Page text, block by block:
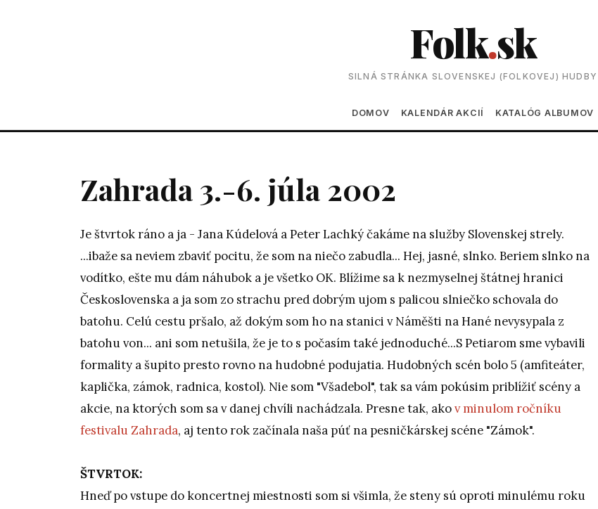
Folk.sk
SILNÁ STRÁNKA SLOVENSKEJ (FOLKOVEJ) HUDBY
Main navigation
DOMOV KALENDÁR AKCIÍ KATALÓG ALBUMOV
Zahrada 3.-6. júla 2002
Je štvrtok ráno a ja - Jana Kúdelová a Peter Lachký čakáme na služby Slovenskej strely.
...ibaže sa neviem zbaviť pocitu, že som na niečo zabudla... Hej, jasné, slnko. Beriem slnko na
vodítko, ešte mu dám náhubok a je všetko OK. Blížime sa k nezmyselnej štátnej hranici
Československa a ja som zo strachu pred dobrým ujom s palicou slniečko schovala do
batohu. Celú cestu pršalo, až dokým som ho na stanici v Náměšti na Hané nevysypala z
batohu von... ani som netušila, že je to s počasím také jednoduché...S Petiarom sme vybavili
formality a šupito presto rovno na hudobné podujatia. Hudobných scén bolo 5 (amfiteáter,
kaplička, zámok, radnica, kostol). Nie som "Všadebol", tak sa vám pokúsim priblížiť scény a
akcie, na ktorých som sa v danej chvíli nachádzala. Presne tak, akov minulom ročníku
festivalu Zahrada, aj tento rok začínala naša púť na pesničkárskej scéne "Zámok".
ŠTVRTOK:
Hneď po vstupe do koncertnej miestnosti som si všimla, že steny sú oproti minulému roku